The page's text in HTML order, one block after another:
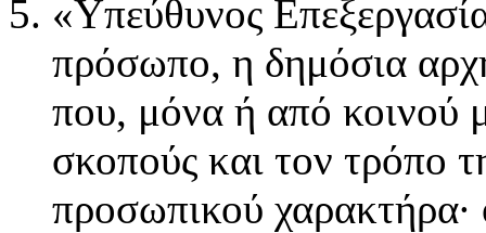
«Υπεύθυνος
πρόσωπο, η δημόσια
που, μόνα ή από κοινού
σκοπούς και τον τρόπο
προσωπικού χαρακτήρα·